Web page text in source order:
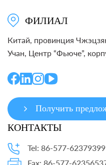
ФИЛИАЛ
Китай, провинция
Учан, Центр “Фьюче”,
Получить
КОНТАКТЫ
Tel: 86-577-62379399
Fax: 86-577-